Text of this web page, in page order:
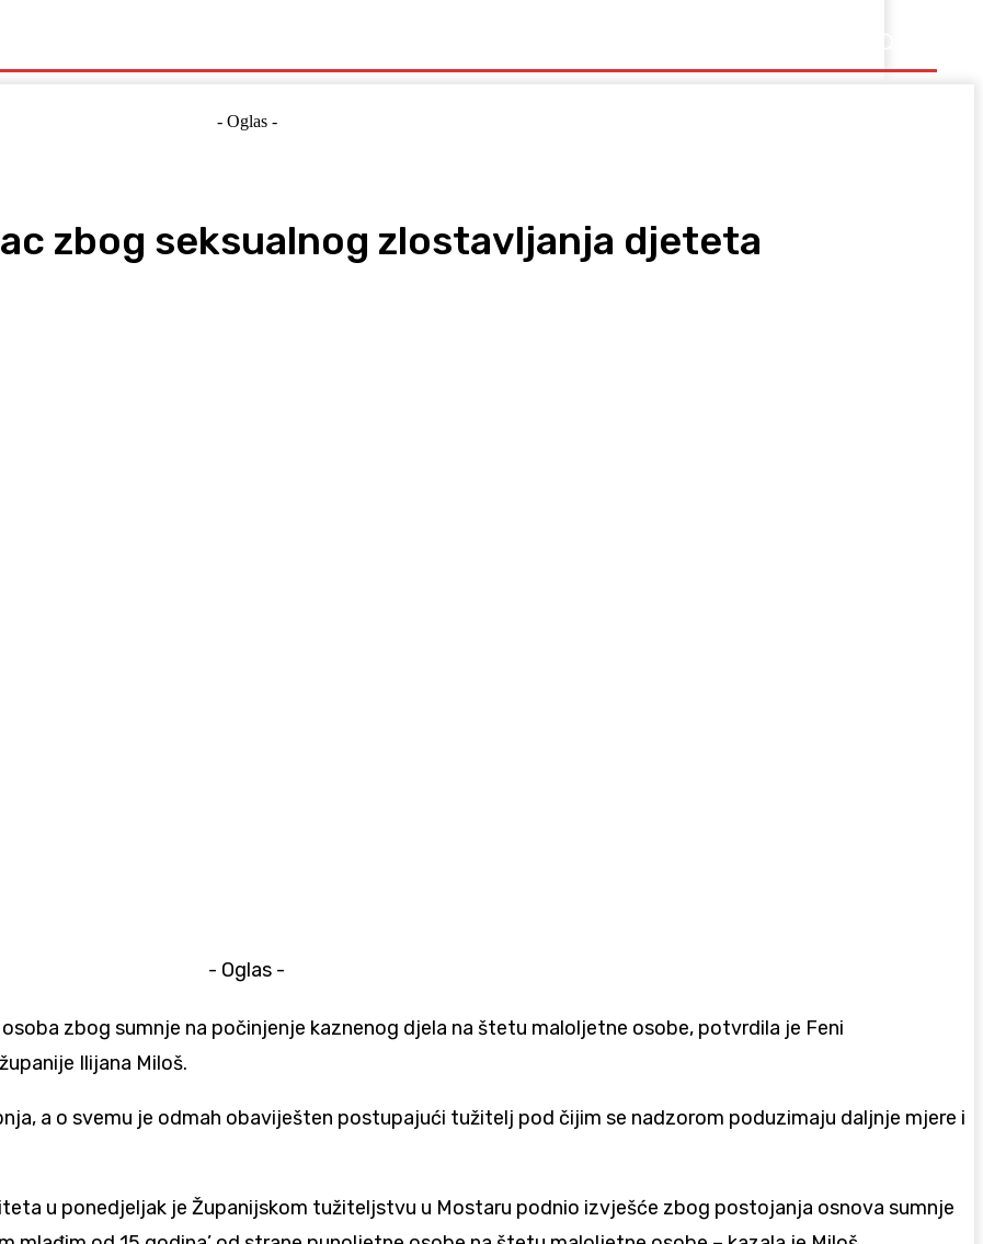
- Oglas -
zbog seksualnog zlostavljanja djeteta
- Oglas -
zbog sumnje na počinjenje kaznenog djela na štetu maloljetne osobe, potvrdila je Feni
Ilijana Miloš.
a o svemu je odmah obaviješten postupajući tužitelj pod čijim se nadzorom poduzimaju daljnje mjere i
u ponedjeljak je Županijskom tužiteljstvu u Mostaru podnio izvješće zbog postojanja osnova sumnje